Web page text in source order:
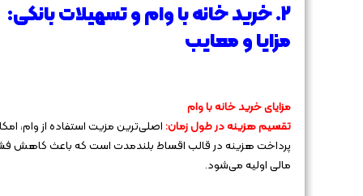
۲. خرید خانه با وام و تسهیلات بانکی:
مزایا و معایب
مزایای خرید خانه با وام
تقسیم هزینه در طول زمان:اصلی‌ترین مزیت استفاده از وام،
پرداخت هزینه در قالب اقساط بلندمدت است که باعث کاهش
مالی اولیه می‌شود.